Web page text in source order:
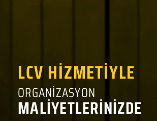
LCV HİZMETİYLE
ORGANİZASYON
MALİYETLERİNİZDE